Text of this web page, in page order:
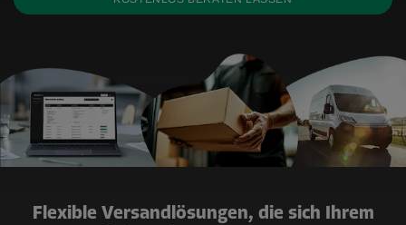
Flexible Versandlösungen, die sich Ihrem